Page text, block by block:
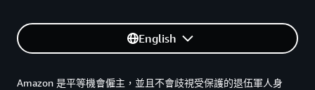
English
Amazon 是平等機會僱主，並且不會歧視受保護的退伍軍人身